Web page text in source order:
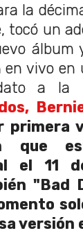
la
tocó un
álbum
vivo en
a la
primera
que
el 11
"Bad
versión